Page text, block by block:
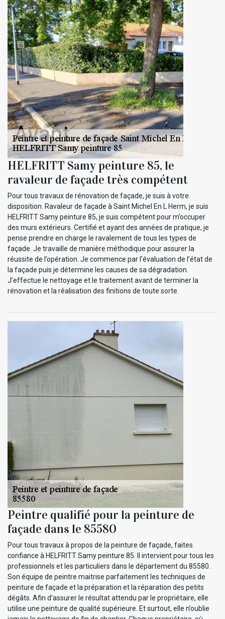
HELFRITT Samy peinture 85, le
ravaleur de façade très compétent
Pour tous travaux de rénovation de façade, je suis à votre
disposition. Ravaleur de façade à Saint Michel En L Herm, je suis
HELFRITT Samy peinture 85, je suis compétent pour m’occuper
des murs extérieurs. Certifié et ayant des années de pratique, je
pense prendre en charge le ravalement de tous les types de
façade. Je travaille de manière méthodique pour assurer la
réussite de l’opération. Je commence par l’évaluation de l’état de
la façade puis je détermine les causes de sa dégradation.
J’effectue le nettoyage et le traitement avant de terminer la
rénovation et la réalisation des finitions de toute sorte.
Peintre qualifié pour la peinture de
façade dans le 85580
Pour tous travaux à propos de la peinture de façade, faites
confiance à HELFRITT Samy peinture 85. Il intervient pour tous les
professionnels et les particuliers dans le département du 85580.
Son équipe de peintre maitrise parfaitement les techniques de
peinture de façade et la préparation et la réparation des petits
dégâts. Afin d’assurer le résultat attendu par le propriétaire, elle
utilise une peinture de qualité supérieure. Et surtout, elle n’oublie